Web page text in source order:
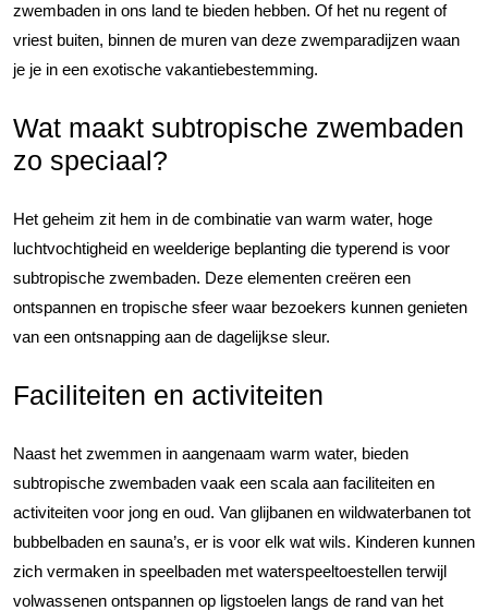
zwembaden in ons land te bieden hebben. Of het nu regent of
vriest buiten, binnen de muren van deze zwemparadijzen waan
je je in een exotische vakantiebestemming.
Wat maakt subtropische zwembaden
zo speciaal?
Het geheim zit hem in de combinatie van warm water, hoge
luchtvochtigheid en weelderige beplanting die typerend is voor
subtropische zwembaden. Deze elementen creëren een
ontspannen en tropische sfeer waar bezoekers kunnen genieten
van een ontsnapping aan de dagelijkse sleur.
Faciliteiten en activiteiten
Naast het zwemmen in aangenaam warm water, bieden
subtropische zwembaden vaak een scala aan faciliteiten en
activiteiten voor jong en oud. Van glijbanen en wildwaterbanen tot
bubbelbaden en sauna’s, er is voor elk wat wils. Kinderen kunnen
zich vermaken in speelbaden met waterspeeltoestellen terwijl
volwassenen ontspannen op ligstoelen langs de rand van het